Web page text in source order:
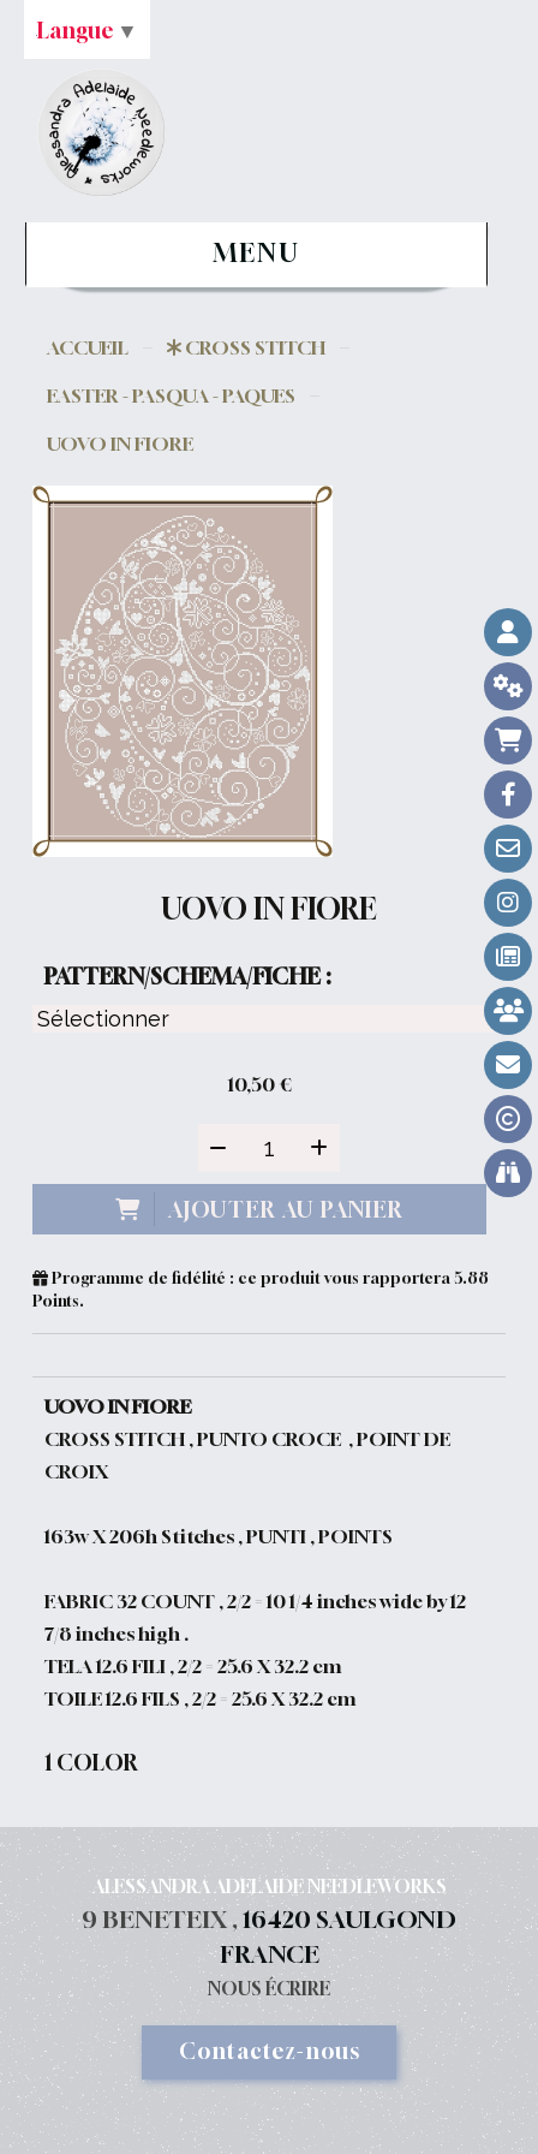
MENU
ACCUEIL
CROSS STITCH
EASTER - PASQUA - PAQUES
UOVO IN FIORE
UOVO IN FIORE
PATTERN/SCHEMA/FICHE :
10,50 €
AJOUTER AU PANIER
Programme de fidélité : ce produit vous rapportera5.88
Points.
UOVO IN FIORE
CROSS STITCH , PUNTO CROCE , POINT DE
CROIX
163w X 206h Stitches , PUNTI , POINTS
FABRIC 32 COUNT , 2/2 = 10 1/4 inches wide by 12
7/8 inches high .
TELA 12.6 FILI , 2/2 = 25.6 X 32.2 cm
TOILE 12.6 FILS , 2/2 = 25.6 X 32.2 cm
1 COLOR
ALESSANDRA ADELAIDE NEEDLEWORKS
9 BENETEIX ,16420 SAULGOND
FRANCE
NOUS ÉCRIRE
Contactez-nous
Langue ▼